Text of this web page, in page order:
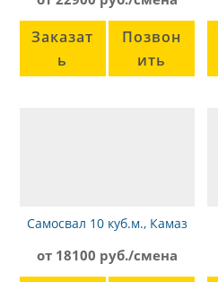
Заказат
ь
Позвон
ить
Самосвал 10 куб.м., Камаз
от 18100 руб./смена